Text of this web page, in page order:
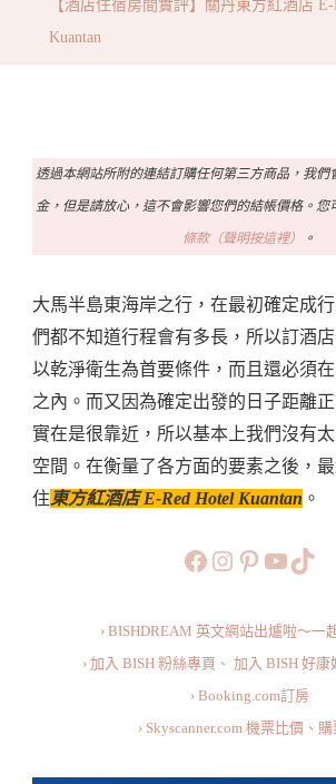
丹
東
方
酒
店
E-
Red
Hotel
Kuantan〉
中
【酒店住宿房間實評】關丹東方紅酒店 E-
Kuantan
透過本網站所附的連結訂購任何第三方商品，我們
金，但是請放心，這不會影響您們的結帳價格。您
條款（聲明按這裡） 。
大馬半島東海岸之行，在最初確定成
們都不知道行程會有多長，所以訂酒
以乾淨衛生為首要條件，而且還必須
之內。而又因為確定出發的日子距離
實在是很靠近，所以基本上我們沒有
空間。在衡量了各方面的要素之後，
住東方紅酒店 E-Red Hotel Kuantan 。
https://
https://
https://
旅行美食小短片
› BISHDREAM 英文網站出爐啦～一
› 加入 BISH 粉絲專頁、 加入 BISH 好康
› Booking.com訂房
› Skyscanner.com 機票比價、